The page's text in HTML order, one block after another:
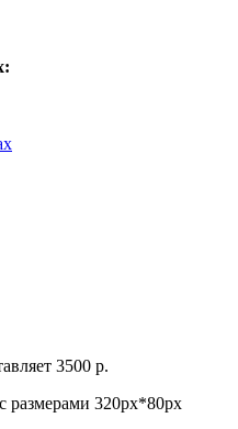
3500 р.
размерами 320px*80px